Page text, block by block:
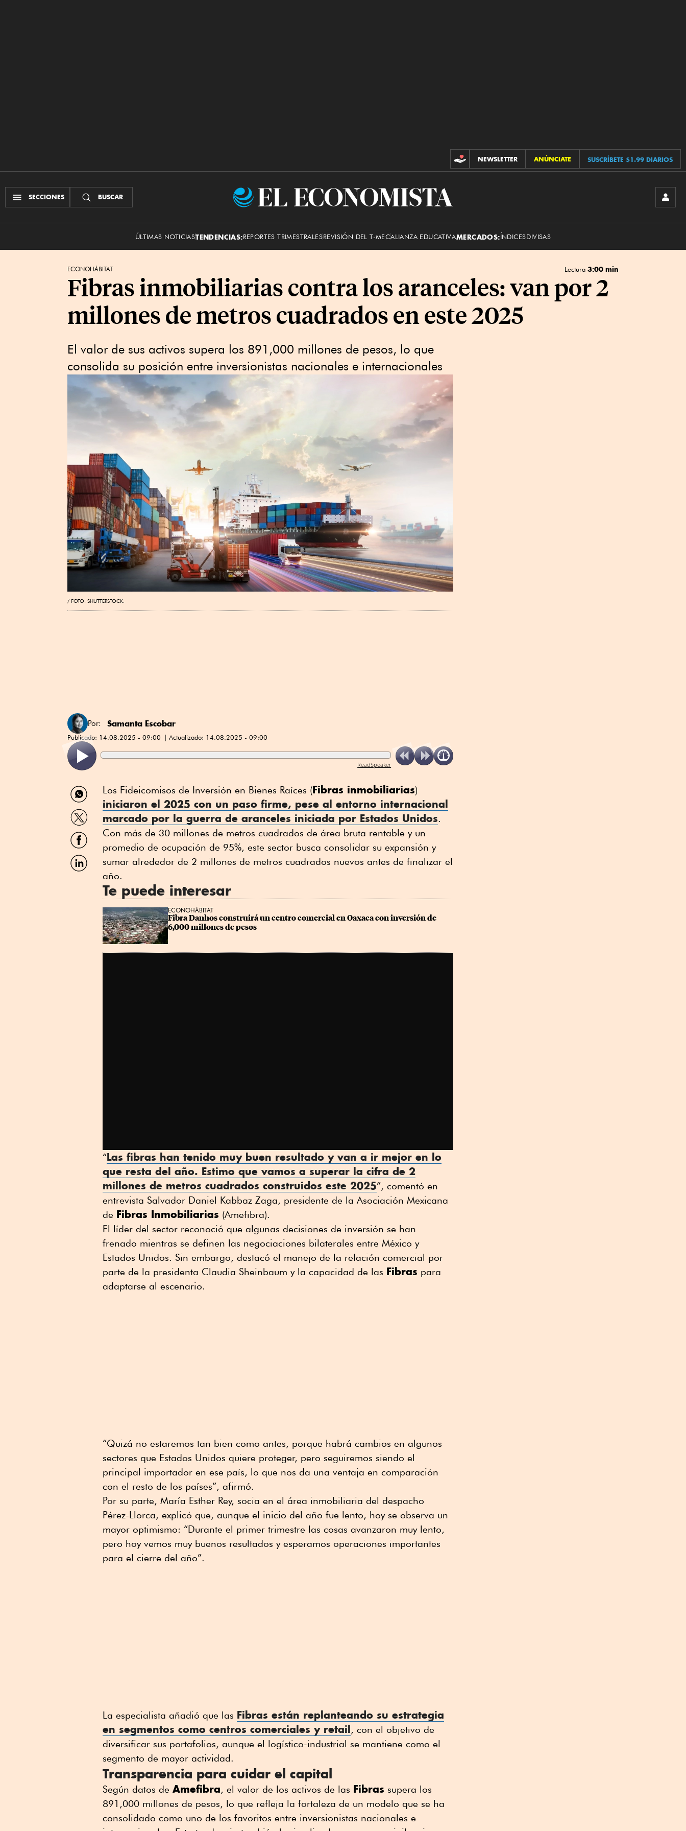
CONTRIBUCIONES
NEWSLETTER ANÚNCIATE SUSCRÍBETE $1.99 DIARIOS
SECCIONES BUSCAR
El
ÚLTIMAS NOTICIASTENDENCIAS:REPORTES TRIMESTRALESREVISIÓN DEL T-MECALIANZA EDUCATIVAMERCADOS:ÍNDICESDIVISAS
ECONOHÁBITAT Lectura 3:00 min
Fibras inmobiliarias contra los aranceles: van por 2
millones de metros cuadrados en este 2025
El valor de sus activos supera los 891,000 millones de pesos, lo que
consolida su posición entre inversionistas nacionales e internacionales
FOTO: SHUTTERSTOCK.
Por: Samanta Escobar
Publicado: 14.08.2025 - 09:00 Actualizado: 14.08.2025 - 09:00
ReadSpeaker
Compartir
por
WhatsApp
Compartir
por
Twitter
Compartir
por
Facebook
Compartir
por
Los Fideicomisos de Inversión en Bienes Raíces (Fibras inmobiliarias)
iniciaron el 2025 con un paso firme, pese al entorno internacional
marcado por la guerra de aranceles iniciada por Estados Unidos.
Con más de 30 millones de metros cuadrados de área bruta rentable y un
promedio de ocupación de 95%, este sector busca consolidar su expansión y
sumar alrededor de 2 millones de metros cuadrados nuevos antes de finalizar el
año.
Te puede interesar
ECONOHÁBITAT
Fibra Danhos construirá un centro comercial en Oaxaca con inversión de
6,000 millones de pesos
“Las fibras han tenido muy buen resultado y van a ir mejor en lo
que resta del año. Estimo que vamos a superar la cifra de 2
millones de metros cuadrados construidos este 2025”, comentó en
entrevista Salvador Daniel Kabbaz Zaga, presidente de la Asociación Mexicana
de Fibras Inmobiliarias (Amefibra).
El líder del sector reconoció que algunas decisiones de inversión se han
frenado mientras se definen las negociaciones bilaterales entre México y
Estados Unidos. Sin embargo, destacó el manejo de la relación comercial por
parte de la presidenta Claudia Sheinbaum y la capacidad de las Fibras para
adaptarse al escenario.
“Quizá no estaremos tan bien como antes, porque habrá cambios en algunos
sectores que Estados Unidos quiere proteger, pero seguiremos siendo el
principal importador en ese país, lo que nos da una ventaja en comparación
con el resto de los países”, afirmó.
Por su parte, María Esther Rey, socia en el área inmobiliaria del despacho
Pérez-Llorca, explicó que, aunque el inicio del año fue lento, hoy se observa un
mayor optimismo: “Durante el primer trimestre las cosas avanzaron muy lento,
pero hoy vemos muy buenos resultados y esperamos operaciones importantes
para el cierre del año”.
La especialista añadió que las Fibras están replanteando su estrategia
en segmentos como centros comerciales y retail , con el objetivo de
diversificar sus portafolios, aunque el logístico-industrial se mantiene como el
segmento de mayor actividad.
Transparencia para cuidar el capital
Según datos de Amefibra, el valor de los activos de las Fibras supera los
891,000 millones de pesos, lo que refleja la fortaleza de un modelo que se ha
consolidado como uno de los favoritos entre inversionistas nacionales e